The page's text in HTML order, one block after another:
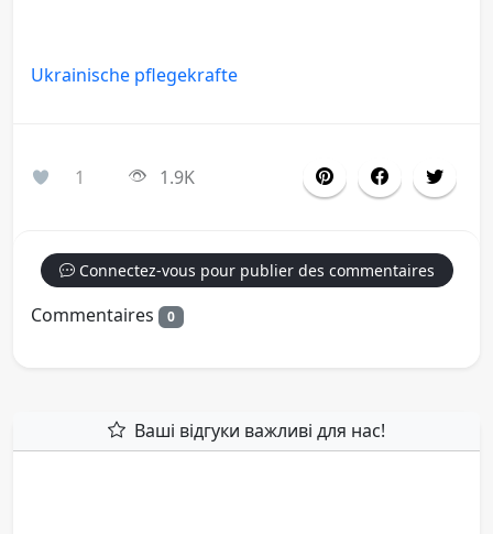
Ukrainische pflegekrafte
1 1.9K
Connectez-vous pour publier des commentaires
Commentaires 0
Ваші відгуки важливі для нас!